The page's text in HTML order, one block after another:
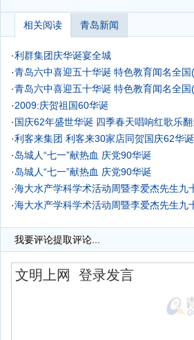
相关阅读 青岛新闻
·利群集团庆华诞宴全城
·青岛六中喜迎五十华诞 特色教育闻名全国
·青岛六中喜迎五十华诞 特色教育闻名全国
·2009:庆贺祖国60华诞
·国庆62年盛世华诞 四季春天唱响红歌乐翻
·利客来集团 利客来30家店同贺国庆62华
·岛城人“七一”献热血 庆党90华诞
·岛城人“七一”献热血 庆党90华诞
·海大水产学科学术活动周暨李爱杰先生九
·海大水产学科学术活动周暨李爱杰先生九
我要评论提取评论...